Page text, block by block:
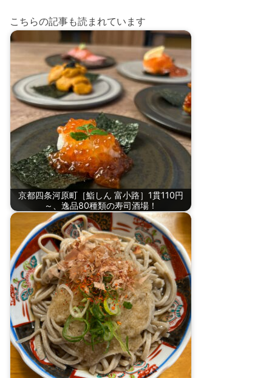
こちらの記事も読まれています
京都四条河原町［鮨しん 富小路］1貫110円
～、逸品80種類の寿司酒場！